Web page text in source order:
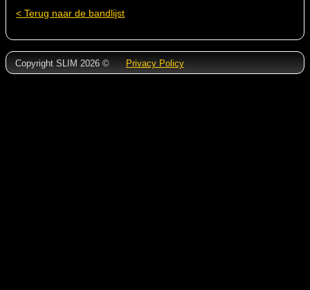
< Terug naar de bandlijst
Copyright SLIM 2026 © Privacy Policy